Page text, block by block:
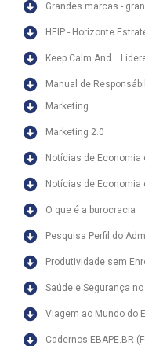
Grandes marcas -
HEIP - Horizonte
Keep Calm And...
Manual de
Marketing
Marketing 2.0
Notícias de Economia
Notícias de Economia
O que é a burocracia
Pesquisa Perfil do
Produtividade sem
Saúde e Segurança
Viagem ao Mundo do
Cadernos EBAPE.BR